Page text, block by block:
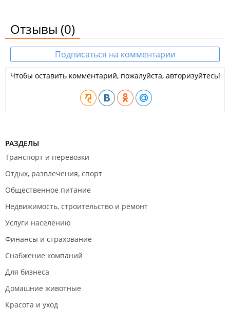
Отзывы (0)
Подписаться на комментарии
Чтобы оставить комментарий, пожалуйста, авторизуйтесь!
РАЗДЕЛЫ
Транспорт и перевозки
Отдых, развлечения, спорт
Общественное питание
Недвижимость, строительство и ремонт
Услуги населению
Финансы и страхование
Снабжение компаний
Для бизнеса
Домашние животные
Красота и уход